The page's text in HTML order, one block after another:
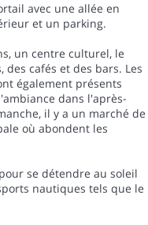
avec une allée en
et un parking.
un centre culturel, le
cafés et des bars. Les
également présents
dans l'après-
il y a un marché de
où abondent les
se détendre au soleil
nautiques tels que le